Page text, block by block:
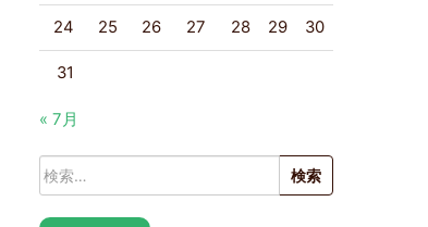
24 25 26 27 28 29 30
31
« 7月
検
索: